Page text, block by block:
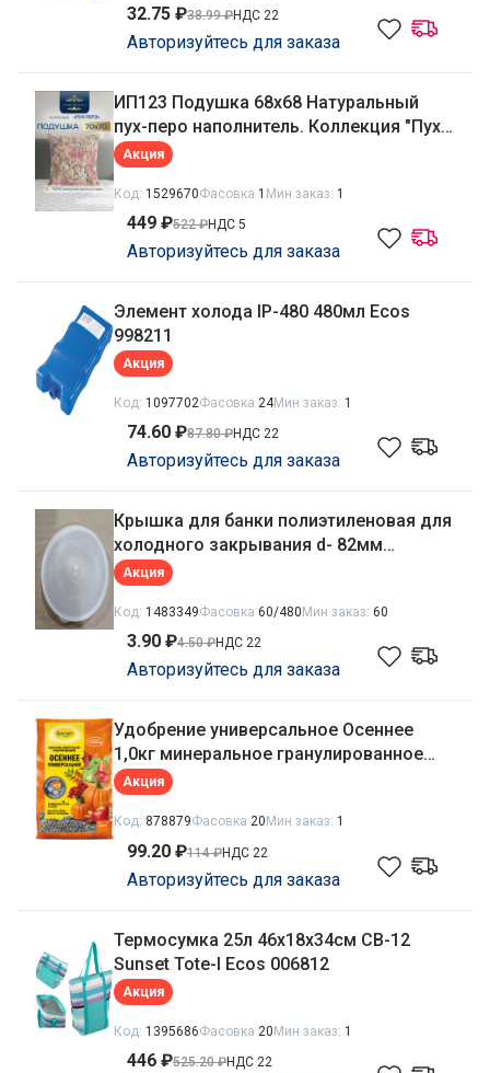
38.99 ₽
32.75 ₽ НДС 22
Авторизуйтесь для заказа
ИП123 Подушка 68х68 Натуральный
пух-перо наполнитель. Коллекция "Пух-
перо" Империя пуха ИП123
Акция
Код: 1529670Фасовка 1 Мин заказ: 1
522 ₽
449 ₽ НДС 5
Авторизуйтесь для заказа
Элемент холода IP-480 480мл Ecos
998211
Акция
Код: 1097702Фасовка 24Мин заказ: 1
87.80 ₽
74.60 ₽ НДС 22
Авторизуйтесь для заказа
Крышка для банки полиэтиленовая для
холодного закрывания d- 82мм
глубокая прозрачная Пласт-Сервис
Акция
Код: 1483349Фасовка 60/480 Мин заказ: 60
4.50 ₽
3.90 ₽ НДС 22
Авторизуйтесь для заказа
Удобрение универсальное Осеннее
1,0кг минеральное гранулированное
Фаско
Акция
Код: 878879Фасовка 20 Мин заказ: 1
114 ₽
99.20 ₽ НДС 22
Авторизуйтесь для заказа
Термосумка 25л 46х18х34см CB-12
Sunset Tote-I Ecos 006812
Акция
Код: 1395686Фасовка 20 Мин заказ: 1
525.20 ₽
446 ₽ НДС 22